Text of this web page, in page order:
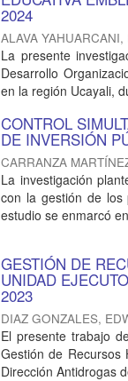
2024
ALAVA YAHUARCANI,
La presente
Desarrollo
en la región Ucayali,
CONTROL
DE INVERSIÓN
CARRANZA
La investigación
con la gestión de los
estudio se enmarcó
GESTIÓN DE
UNIDAD
2023
DIAZ GONZALES,
El presente trabajo
Gestión de Recursos
Dirección Antidrogas